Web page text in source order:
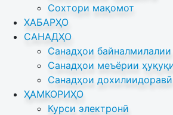
Сохтори мақомот
ХАБАРҲО
САНАДҲО
Санадҳои
Санадҳои меъёрии
Санадҳои дохилиидоравӣ
ҲАМКОРИҲО
Курси электронӣ